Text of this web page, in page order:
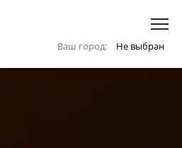
Ваш город: Не выбран